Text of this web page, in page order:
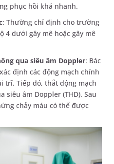
phục hồi khá nhanh.
: Thường chỉ định cho trường
4 dưới gây mê hoặc gây mê
qua siêu âm Doppler: Bác
định các động mạch chính
trĩ. Tiếp đó, thắt động mạch
âm Doppler (THD). Sau
chảy máu có thể được